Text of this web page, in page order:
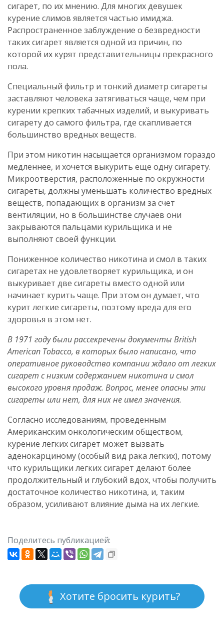
сигарет, по их мнению. Для многих девушек
курение слимов является частью имиджа.
Распространенное заблуждение о безвредности
таких сигарет является одной из причин, по
которой их курят представительницы прекрасного
пола.
Специальный фильтр и тонкий диаметр сигареты
заставляют человека затягиваться чаще, чем при
курении крепких табачных изделий, и выкуривать
сигарету до самого фильтра, где скапливается
большинство вредных веществ.
При этом никотин насыщается организмом гораздо
медленнее, и хочется выкурить еще одну сигарету.
Микроотверстия, расположенные по окружности
сигареты, должны уменьшать количество вредных
веществ, попадающих в организм за счет
вентиляции, но в большинстве случаев они
закрываются пальцами курильщика и не
выполняют своей функции.
Пониженное количество никотина и смол в таких
сигаретах не удовлетворяет курильщика, и он
выкуривает две сигареты вместо одной или
начинает курить чаще. При этом он думает, что
курит легкие сигареты, поэтому вреда для его
здоровья в этом нет.
В 1971 году были рассекречены документы British
American Tobacco, в которых было написано, что
оперативное руководство компании ждало от легких
сигарет с низким содержанием никотина и смол
высокого уровня продаж. Вопрос, менее опасны эти
сигареты или нет, для них не имел значения.
Согласно исследованиям, проведенным
Американским онкологическим обществом,
курение легких сигарет может вызвать
аденокарциному (особый вид рака легких), потому
что курильщики легких сигарет делают более
продолжительный и глубокий вдох, чтобы получить
достаточное количество никотина, и, таким
образом, усиливают влияние дыма на их легкие.
Поделитесь публикацией:
Хотите бросить курить?